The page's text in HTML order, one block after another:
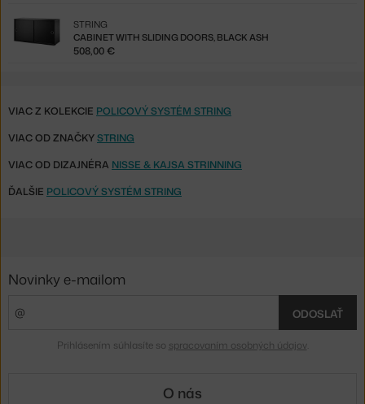
CABINET WITH SLIDING DOORS, BLACK ASH
STRING
508,00 €
VIAC Z KOLEKCIE POLICOVÝ SYSTÉM STRING
VIAC OD ZNAČKYSTRING
VIAC OD DIZAJNÉRA NISSE & KAJSA STRINNING
ĎALŠIE POLICOVÝ SYSTÉM STRING
Novinky e-mailom
ODOSLAŤ
Prihlásením súhlasíte so spracovaním osobných údajov.
O nás